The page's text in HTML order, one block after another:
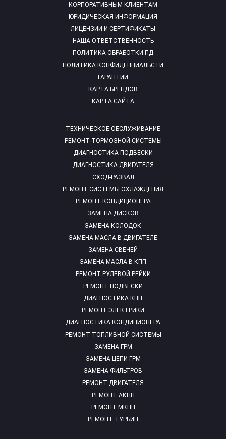
ТЕХНИЧЕСКОЕ ОБСЛУЖИВАНИЕ
РЕМОНТ ТОРМОЗНОЙ СИСТЕМЫ
ДИАГНОСТИКА ПОДВЕСКИ
ДИАГНОСТИКА ДВИГАТЕЛЯ
СХОД-РАЗВАЛ
РЕМОНТ СИСТЕМЫ ОХЛАЖДЕНИЯ
РЕМОНТ КОНДИЦИОНЕРА
ЗАМЕНА ДИСКОВ
ЗАМЕНА КОЛОДОК
ЗАМЕНА МАСЛА В ДВИГАТЕЛЕ
ЗАМЕНА СВЕЧЕЙ
ЗАМЕНА МАСЛА В КПП
РЕМОНТ РУЛЕВОЙ РЕЙКИ
РЕМОНТ ПОДВЕСКИ
ДИАГНОСТИКА КПП
РЕМОНТ ЭЛЕКТРИКИ
ДИАГНОСТИКА КОНДИЦИОНЕРА
РЕМОНТ ТОПЛИВНОЙ СИСТЕМЫ
ЗАМЕНА ГРМ
ЗАМЕНА ЦЕПИ ГРМ
ЗАМЕНА ФИЛЬТРОВ
РЕМОНТ ДВИГАТЕЛЯ
РЕМОНТ АКПП
РЕМОНТ МКПП
РЕМОНТ ТУРБИН
КОРПОРАТИВНЫМ КЛИЕНТАМ
ЮРИДИЧЕСКАЯ ИНФОРМАЦИЯ
ЛИЦЕНЗИИ И СЕРТИФИКАТЫ
НАША ОТВЕТСТВЕННОСТЬ
ПОЛИТИКА ОБРАБОТКИ ПД
ПОЛИТИКА КОНФИДЕНЦИАЛЬСТИ
ГАРАНТИИ
КАРТА БРЕНДОВ
КАРТА САЙТА